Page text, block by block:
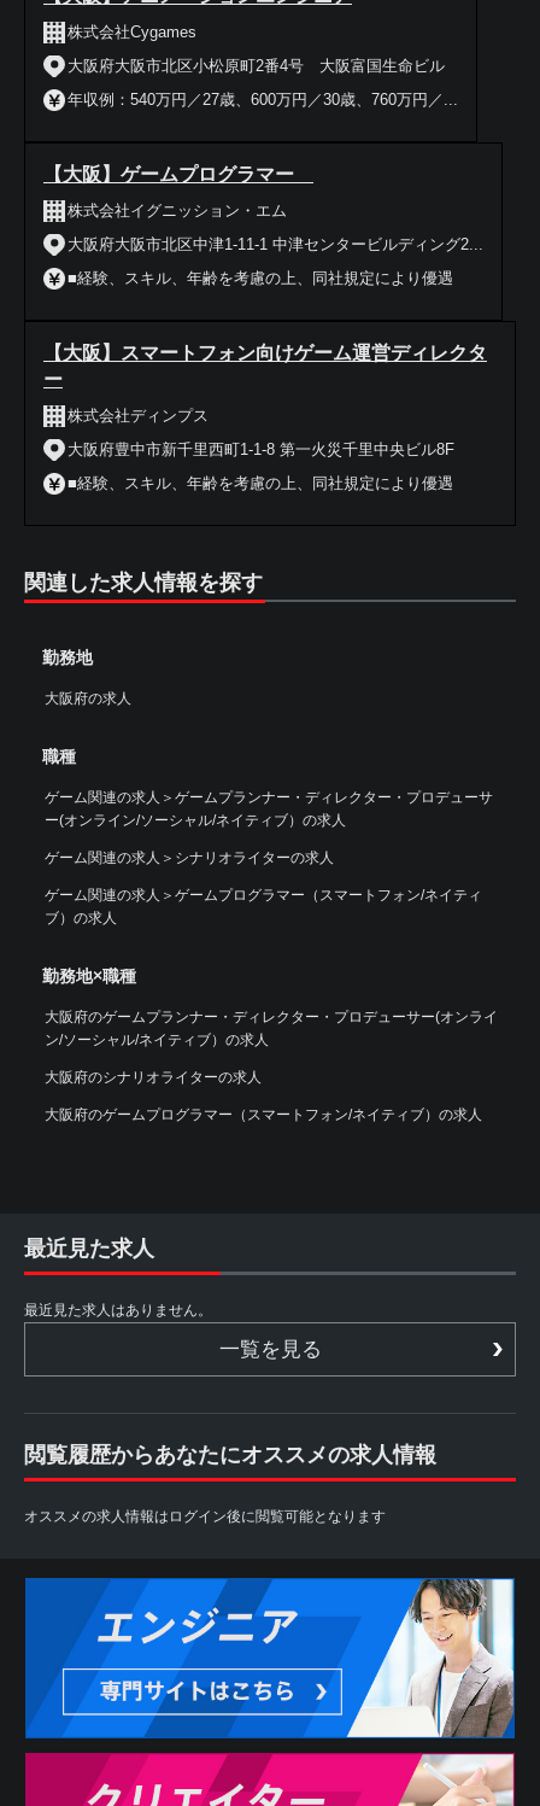
株式会社Cygames
大阪府大阪市北区小松原町2番4号 大阪富国生命ビル
年収例：540万円／27歳、600万円／30歳、760万円／...
【大阪】ゲームプログラマー
株式会社イグニッション・エム
大阪府大阪市北区中津1-11-1 中津センタービルディング2...
■経験、スキル、年齢を考慮の上、同社規定により優遇
【大阪】スマートフォン向けゲーム運営ディレクタ
ー
株式会社ディンプス
大阪府豊中市新千里西町1-1-8 第一火災千里中央ビル8F
■経験、スキル、年齢を考慮の上、同社規定により優遇
関連した求人情報を探す
勤務地
大阪府の求人
職種
ゲーム関連の求人 ＞ ゲームプランナー・ディレクター・プロデューサ
ー(オンライン/ソーシャル/ネイティブ）の求人
ゲーム関連の求人 ＞ シナリオライターの求人
ゲーム関連の求人 ＞ ゲームプログラマー（スマートフォン/ネイティ
ブ）の求人
勤務地×職種
大阪府のゲームプランナー・ディレクター・プロデューサー(オンライ
ン/ソーシャル/ネイティブ）の求人
大阪府のシナリオライターの求人
大阪府のゲームプログラマー（スマートフォン/ネイティブ）の求人
最近見た求人
最近見た求人はありません。
一覧を見る
閲覧履歴からあなたにオススメの求人情報
オススメの求人情報はログイン後に閲覧可能となります